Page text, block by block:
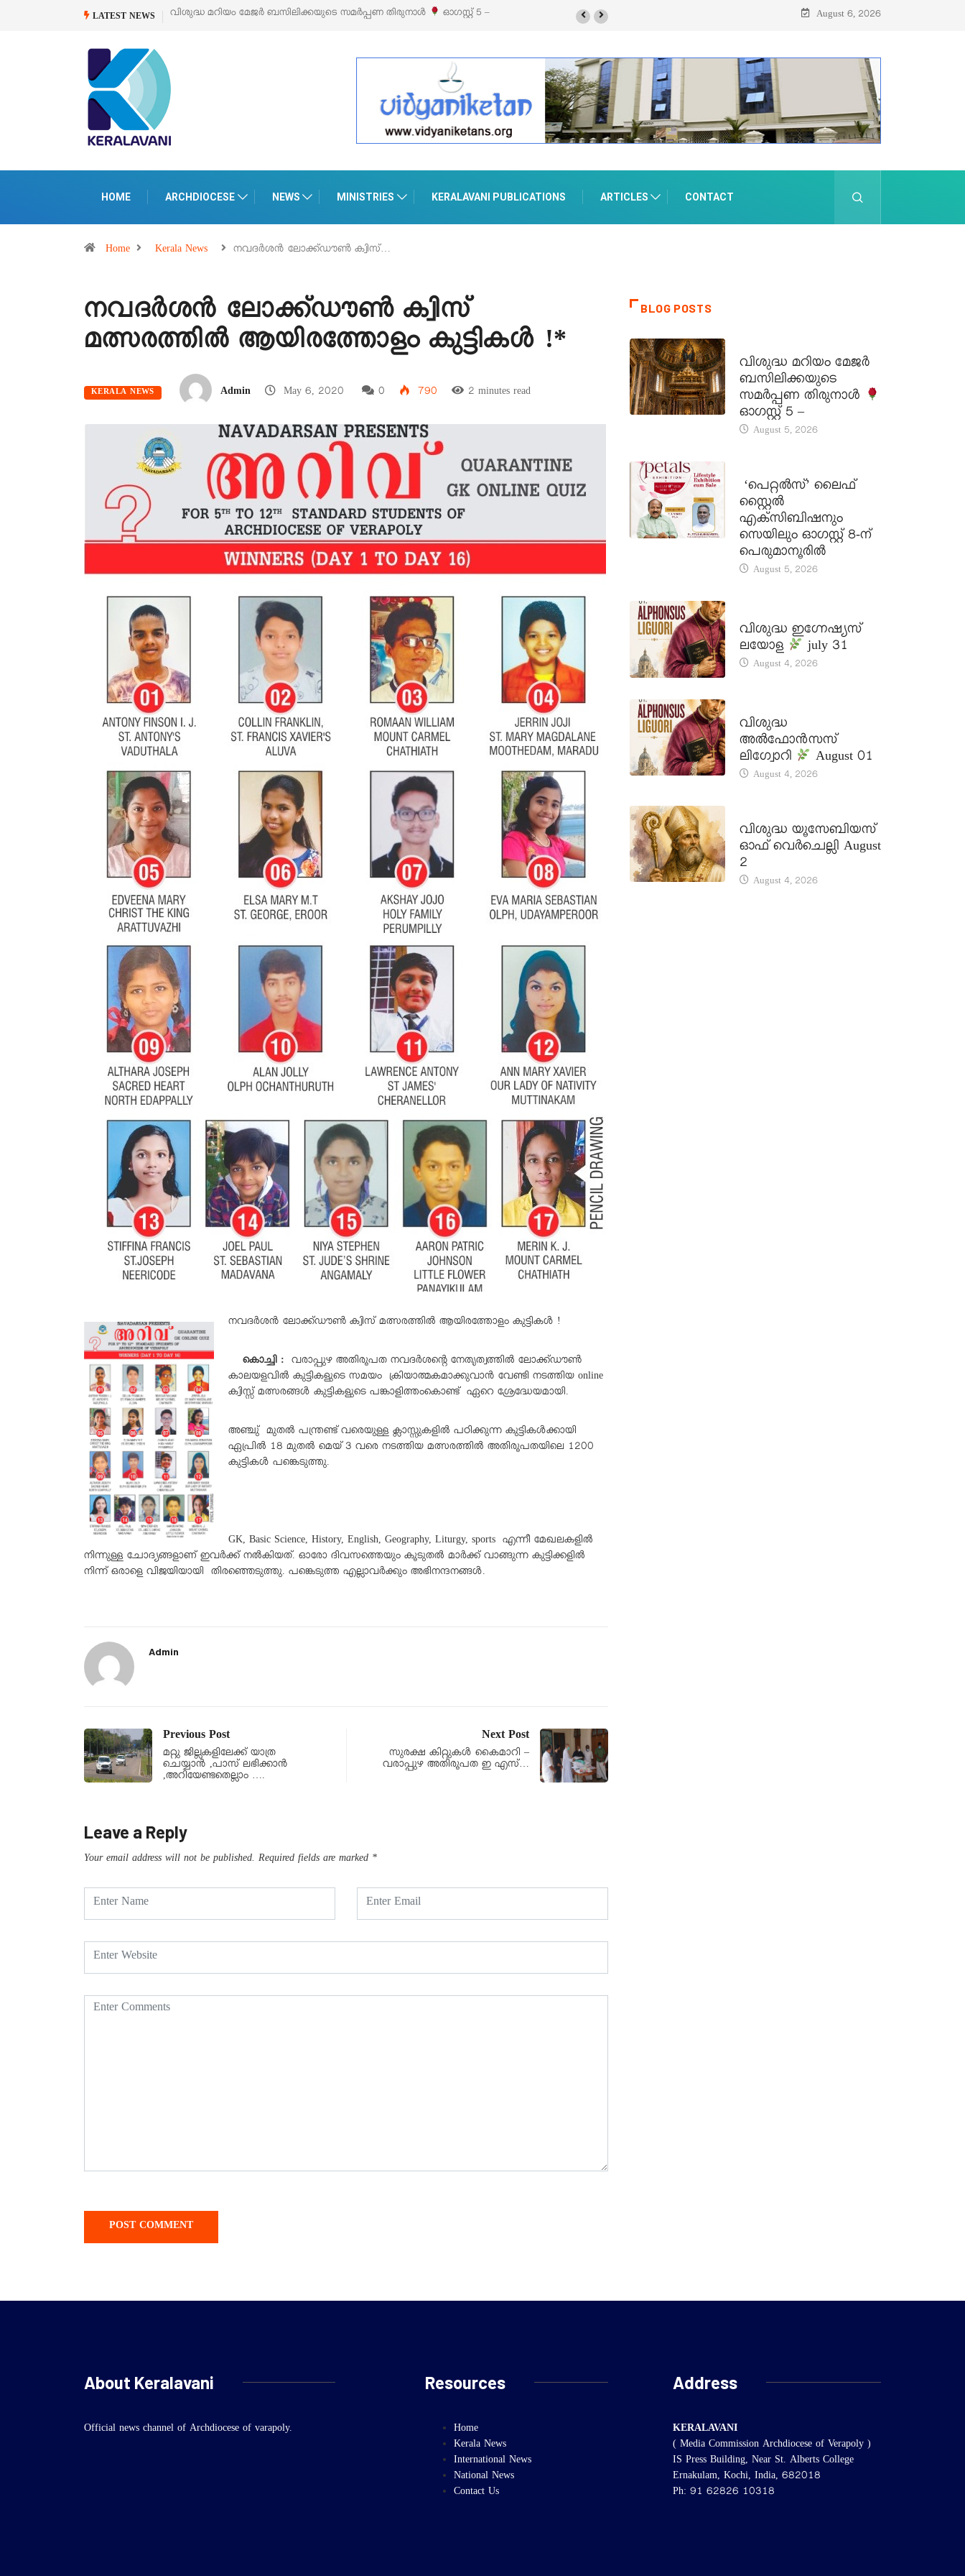
LATEST NEWS
സമർപ്പണ തിരുനാൾ ഓഗസ്റ്റ് 5 –‘പെറ്റൽസ്’ ലൈഫ് സ്റ്റൈൽ എക്സിബിഷനും സെയിലും ഓഗസ്റ്റ് 8-ന്
August 6, 2026
HOME ARCHDIOCESE NEWS MINISTRIES KERALAVANI PUBLICATIONS ARTICLES CONTACT
Home Kerala News നവദർശൻ ലോക്ക്ഡൗൺ ക്വിസ്…
നവദർശൻ ലോക്ക്ഡൗൺ ക്വിസ്
മത്സരത്തിൽ ആയിരത്തോളം കുട്ടികൾ !*
KERALA NEWS Admin May 6, 2020 0 790 2 minutes read
നവദർശൻ ലോക്ക്ഡൗൺ ക്വിസ് മത്സരത്തിൽ ആയിരത്തോളം കുട്ടികൾ !
കൊച്ചി : വരാപ്പുഴ അതിരൂപത നവദർശന്റെ നേതൃത്വത്തിൽ ലോക്ക്ഡൗൺ
കാലയളവിൽ കുട്ടികളുടെ സമയം ക്രിയാത്മകമാക്കുവാൻ വേണ്ടി നടത്തിയ online
ക്വിസ്സ് മത്സരങ്ങൾ കുട്ടികളുടെ പങ്കാളിത്തംകൊണ്ട് ഏറെ ശ്രേദ്ധേയമായി.
അഞ്ചു് മുതൽ പന്ത്രണ്ട് വരെയുള്ള ക്ലാസ്സുകളിൽ പഠിക്കുന്ന കുട്ടികൾക്കായി
ഏപ്രിൽ 18 മുതൽ മെയ്‌ 3 വരെ നടത്തിയ മത്സരത്തിൽ അതിരൂപതയിലെ 1200
കുട്ടികൾ പങ്കെടുത്തു.
GK, Basic Science, History, English, Geography, Liturgy, sports എന്നീ മേഖലകളിൽ
നിന്നുള്ള ചോദ്യങ്ങളാണ് ഇവർക്ക് നൽകിയത്. ഓരോ ദിവസത്തെയും കൂടുതൽ മാർക്ക് വാങ്ങുന്ന കുട്ടിക്കളിൽ
നിന്ന് ഒരാളെ വിജയിയായി തിരഞ്ഞെടുത്തു. പങ്കെടുത്ത എല്ലാവർക്കും അഭിനന്ദനങ്ങൾ.
Admin
Previous Post
മറ്റു ജില്ലകളിലേക്ക് യാത്ര
ചെയ്യാൻ ,പാസ് ലഭിക്കാൻ
,അറിയേണ്ടതെല്ലാം ….
Next Post
സുരക്ഷ കിറ്റുകൾ കൈമാറി –
വരാപ്പുഴ അതിരൂപത ഇ എസ്…
Leave a Reply
Your email address will not be published. Required fields are marked *
BLOG POSTS
വിശുദ്ധ മറിയം മേജർ
ബസിലിക്കയുടെ
സമർപ്പണ തിരുനാൾ
ഓഗസ്റ്റ് 5 –
August 5, 2026
‘പെറ്റൽസ്’ ലൈഫ്
സ്റ്റൈൽ
എക്സിബിഷനും
സെയിലും ഓഗസ്റ്റ് 8-ന്
പെരുമാനൂരിൽ
August 5, 2026
വിശുദ്ധ ഇഗ്നേഷ്യസ്
ലയോള
july 31
August 4, 2026
വിശുദ്ധ
അൽഫോൻസസ്
ലിഗ്വോറി
August 01
August 4, 2026
വിശുദ്ധ യൂസേബിയസ്
ഓഫ് വെർചെല്ലി August
2
August 4, 2026
About Keralavani
Official news channel of Archdiocese of varapoly.
Resources
Home
Kerala News
International News
National News
Contact Us
Address
KERALAVANI
( Media Commission Archdiocese of Verapoly )
IS Press Building, Near St. Alberts College
Ernakulam, Kochi, India, 682018
Ph: 91 62826 10318